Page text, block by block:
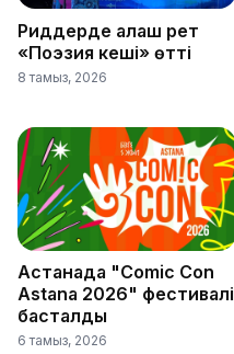
Риддерде алғаш рет
«Поэзия кеші» өтті
8 тамыз, 2026
Астанада "Comic Con
Astana 2026" фестивалі
басталды
6 тамыз, 2026